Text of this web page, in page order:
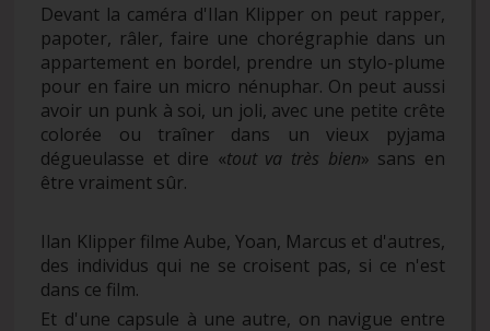
Devant la caméra d'Ilan Klipper on peut rapper,
papoter, râler, faire une chorégraphie dans un
appartement en bordel, prendre un stylo-plume
pour en faire un micro nénuphar. On peut aussi
avoir un punk à soi, un joli, avec une petite crête
colorée ou traîner dans un vieux pyjama
dégueulasse et dire «tout va très bien» sans en
être vraiment sûr.
Ilan Klipper filme Aube, Yoan, Marcus et d'autres,
des individus qui ne se croisent pas, si ce n'est
dans ce film.
Et d'une capsule à une autre, on navigue entre